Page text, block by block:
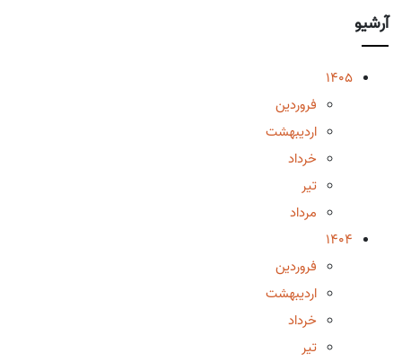
آرشیو
1405
فروردین
اردیبهشت
خرداد
تیر
مرداد
1404
فروردین
اردیبهشت
خرداد
تیر